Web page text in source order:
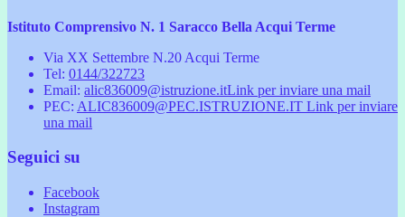
Istituto Comprensivo N. 1 Saracco Bella Acqui Terme
Via XX Settembre N.20 Acqui Terme
Tel: 0144/322723
Email: alic836009@istruzione.itLink per inviare una mail
PEC: ALIC836009@PEC.ISTRUZIONE.IT Link per inviare
una mail
Seguici su
Facebook
Instagram